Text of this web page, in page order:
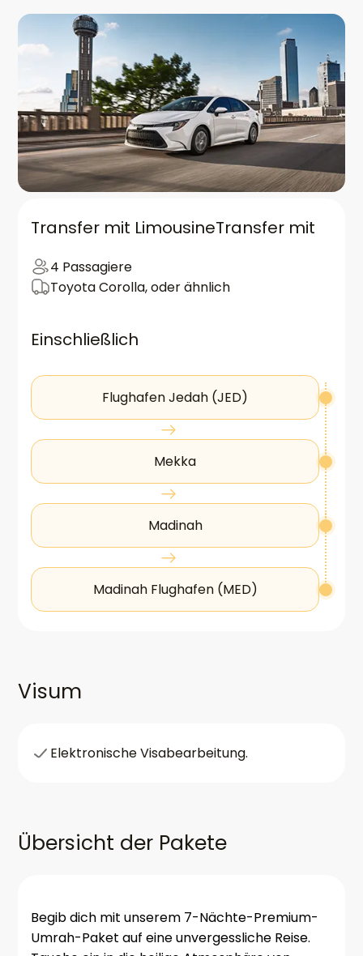
Transfer mit LimousineTransfer mit
4 Passagiere
Toyota Corolla, oder ähnlich
Einschließlich
Flughafen Jedah (JED)
Mekka
Madinah
Madinah Flughafen (MED)
Visum
Elektronische Visabearbeitung.
Übersicht der Pakete
Begib dich mit unserem 7-Nächte-Premium-
Umrah-Paket auf eine unvergessliche Reise.